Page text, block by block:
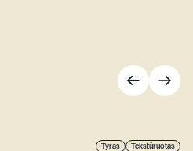
Tyras Tekstūruotas